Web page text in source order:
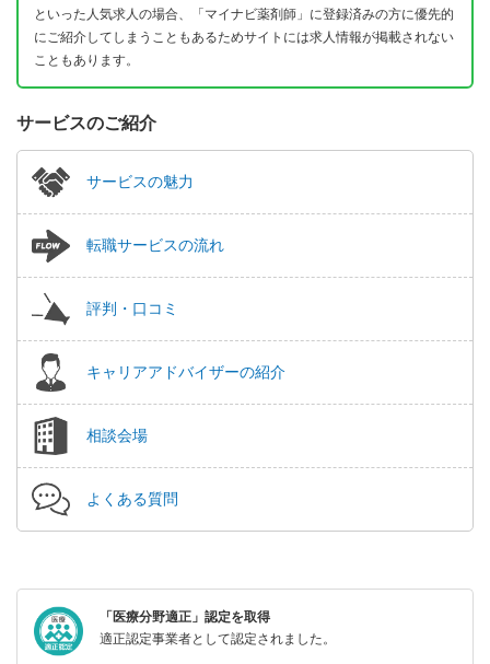
といった人気求人の場合、「マイナビ薬剤師」に登録済みの方に優先的
にご紹介してしまうこともあるためサイトには求人情報が掲載されない
こともあります。
サービスのご紹介
サービスの魅力
転職サービスの流れ
評判・口コミ
キャリアアドバイザーの紹介
相談会場
よくある質問
「医療分野適正」認定を取得
適正認定事業者として認定されました。